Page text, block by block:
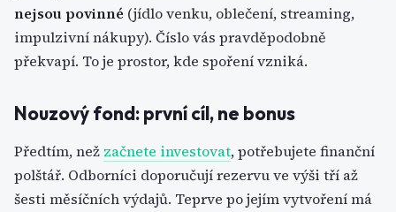
nejsou povinné (jídlo venku, oblečení, streaming,
impulzivní nákupy). Číslo vás pravděpodobně
překvapí. To je prostor, kde spoření vzniká.
Nouzový fond: první cíl, ne bonus
Předtím, než začnete investovat, potřebujete finanční
polštář. Odborníci doporučují rezervu ve výši tří až
šesti měsíčních výdajů. Teprve po jejím vytvoření má